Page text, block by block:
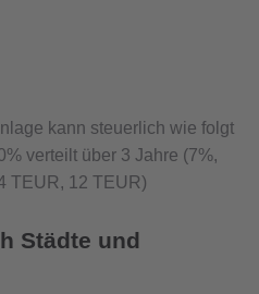
kann steuerlich wie folgt
verteilt über 3 Jahre (7%,
TEUR, 12 TEUR)
Städte und